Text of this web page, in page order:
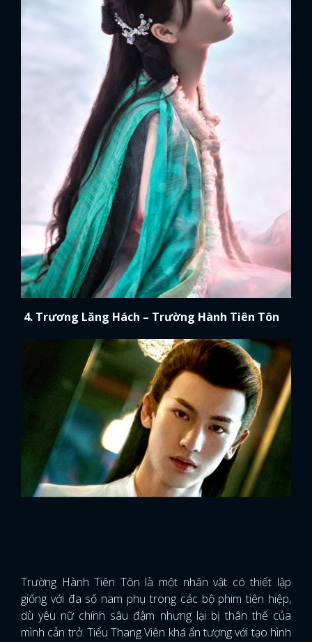
4. Trương Lăng Hách – Trường Hành Tiên Tôn
Trường Hành Tiên Tôn là một nhân vật có thiết lập
giống với đa số nam phụ trong các bộ phim tiên hiệp,
dù yêu nữ chính sâu đậm nhưng lại bị thân thế của
mình cản trở. Tiểu Thang Viên khá ấn tượng với tạo hình